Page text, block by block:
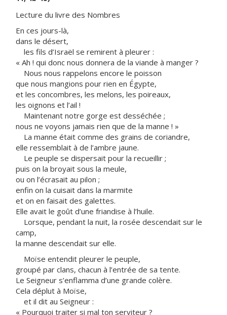
Lecture du livre des Nombres
En ces jours-là,
dans le désert,
les fils d’Israël se remirent à pleurer :
« Ah ! qui donc nous donnera de la viande à manger ?
Nous nous rappelons encore le poisson
que nous mangions pour rien en Égypte,
et les concombres, les melons, les poireaux,
les oignons et l’ail !
Maintenant notre gorge est desséchée ;
nous ne voyons jamais rien que de la manne ! »
La manne était comme des grains de coriandre,
elle ressemblait à de l’ambre jaune.
Le peuple se dispersait pour la recueillir ;
puis on la broyait sous la meule,
ou on l’écrasait au pilon ;
enfin on la cuisait dans la marmite
et on en faisait des galettes.
Elle avait le goût d’une friandise à l’huile.
Lorsque, pendant la nuit, la rosée descendait sur le
camp,
la manne descendait sur elle.
Moïse entendit pleurer le peuple,
groupé par clans, chacun à l’entrée de sa tente.
Le Seigneur s’enflamma d’une grande colère.
Cela déplut à Moïse,
et il dit au Seigneur :
« Pourquoi traiter si mal ton serviteur ?